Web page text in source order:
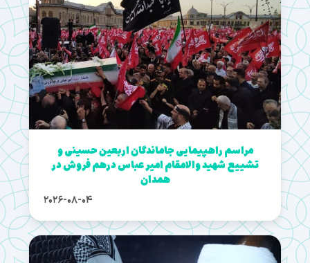
مراسم راهپیمایی جاماندگان اربعین حسینی و
تشییع شهید والامقام امیر عباس درهم فروش در
همدان
2026-08-04